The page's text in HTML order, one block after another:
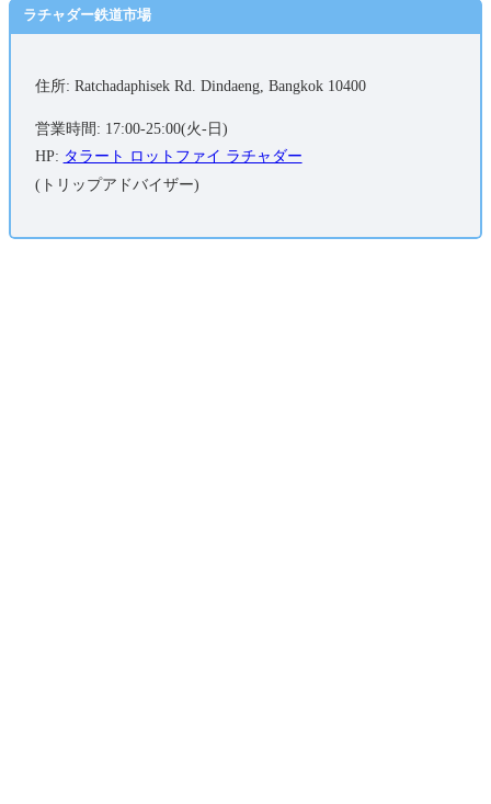
ラチャダー鉄道市場
住所: Ratchadaphisek Rd. Dindaeng, Bangkok 10400
営業時間: 17:00-25:00(火-日)
HP: タラート ロットファイ ラチャダー
(トリップアドバイザー)